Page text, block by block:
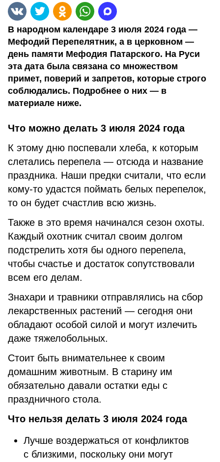
В народном календаре 3 июля 2024 года —
Мефодий Перепелятник, а в церковном —
день памяти Мефодия Патарского. На Руси
эта дата была связана со множеством
примет, поверий и запретов, которые строго
соблюдались. Подробнее о них — в
материале ниже.
Что можно делать 3 июля 2024 года
К этому дню поспевали хлеба, к которым
слетались перепела — отсюда и название
праздника. Наши предки считали, что если
кому-то удастся поймать белых перепелок,
то он будет счастлив всю жизнь.
Также в это время начинался сезон охоты.
Каждый охотник считал своим долгом
подстрелить хотя бы одного перепела,
чтобы счастье и достаток сопутствовали
всем его делам.
Знахари и травники отправлялись на сбор
лекарственных растений — сегодня они
обладают особой силой и могут излечить
даже тяжелобольных.
Стоит быть внимательнее к своим
домашним животным. В старину им
обязательно давали остатки еды с
праздничного стола.
Что нельзя делать 3 июля 2024 года
Лучше воздержаться от конфликтов
с близкими, поскольку они могут